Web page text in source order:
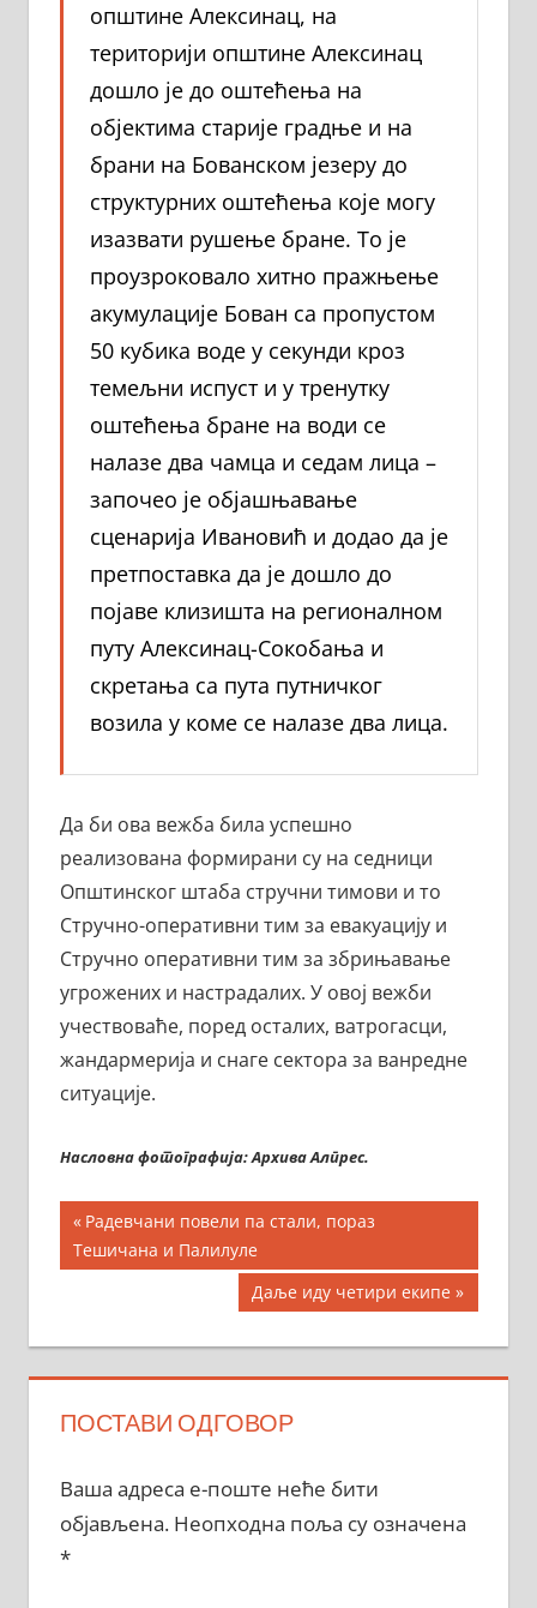
општине Алексинац, на
територији општине Алексинац
дошло је до оштећења на
објектима старије градње и на
брани на Бованском језеру до
структурних оштећења које могу
изазвати рушење бране. То је
проузроковало хитно пражњење
акумулације Бован са пропустом
50 кубика воде у секунди кроз
темељни испуст и у тренутку
оштећења бране на води се
налазе два чамца и седам лица –
започео је објашњавање
сценариjа Ивановић и додао да је
претпоставка да је дошло до
појаве клизишта на регионалном
путу Алексинац-Сокобања и
скретања са пута путничког
возила у коме се налазе два лица.
Да би ова вежба била успешно
реализована формирани су на седници
Општинског штаба стручни тимови и то
Стручно-оперативни тим за евакуацију и
Стручно оперативни тим за збрињавање
угрожених и настрадалих. У овој вежби
учествоваће, поред осталих, ватрогасци,
жандармерија и снаге сектора за ванредне
ситуације.
Насловна фотографија: Архива Алпрес.
Кретање
чланка
Previous
Post:
Радевчани повели па стали, пораз
Тешичана и Палилуле
Next
Post:
Даље иду четири екипе
ПОСТАВИ ОДГОВОР
Ваша адреса е-поште неће бити
објављена. Неопходна поља су означена
*